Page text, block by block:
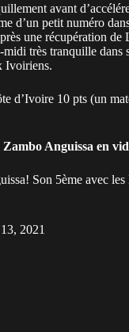
avant
d’un petit numéro
une récupération
très tranquille
Ivoiriens.
d’Ivoire 10 pts (un
Zambo Anguissa en
Son 5ème avec
2021